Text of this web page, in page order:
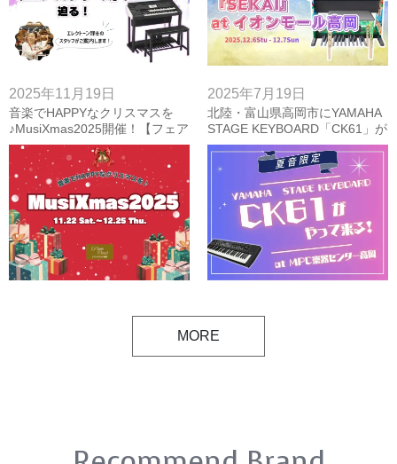
2025年11月19日
音楽でHAPPYなクリスマスを
♪MusiXmas2025開催！【フェア
情報】
2025年7月19日
北陸・富山県高岡市にYAMAHA
STAGE KEYBOARD「CK61」が
やって来る！【夏音2025企画】
MORE